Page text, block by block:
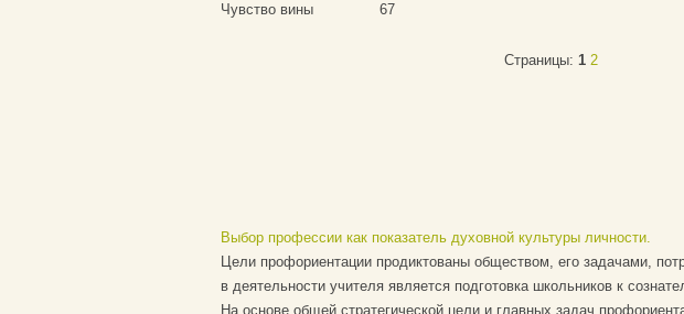
Чувство вины 67
Страницы: 1 2
Выбор профессии как показатель духовной культуры личности.
Цели профориентации продиктованы обществом, его задачами,
в деятельности учителя является подготовка школьников к
На основе общей стратегической цели и главных задач профориента